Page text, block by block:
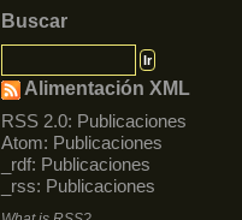
Buscar
Alimentación XML
RSS 2.0: Publicaciones
Atom: Publicaciones
_rdf: Publicaciones
_rss: Publicaciones